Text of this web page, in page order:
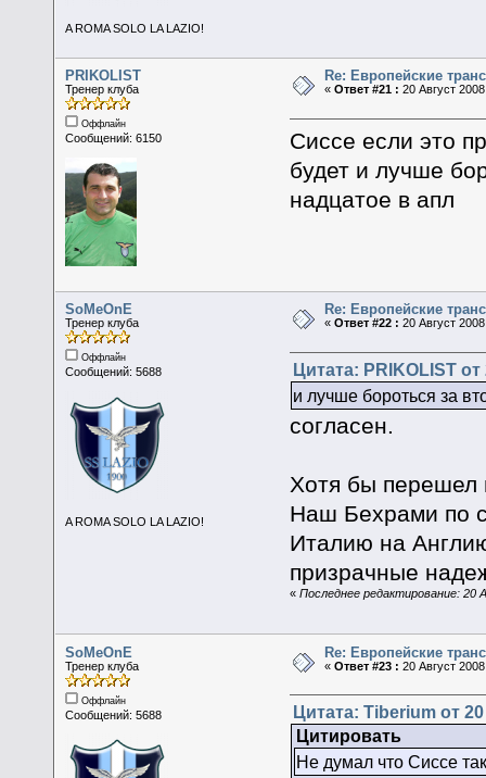
A ROMA SOLO LA LAZIO!
PRIKOLIST
Тренер клуба
Оффлайн
Сообщений: 6150
Re: Европейские
«Ответ #21 : 20 Август
Сиссе если это
будет и лучше
надцатое в апл
SoMeOnE
Тренер клуба
Оффлайн
Сообщений: 5688
A ROMA SOLO LA LAZIO!
Re: Европейские
«Ответ #22 : 20 Август
Цитата: PRIKOLIST
и лучше бороться за
согласен.
Хотя бы перешел
Наш Бехрами по
Италию на
призрачные
« Последнее редактирование: 20
SoMeOnE
Тренер клуба
Оффлайн
Сообщений: 5688
Re: Европейские
«Ответ #23 : 20 Август
Цитата: Tiberium от
Цитировать
Не думал что Сиссе